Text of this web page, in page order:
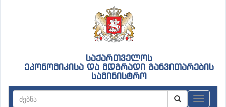
საქართველოს
ეკონომიკისა და მდგრადი განვითარების
სამინისტრო